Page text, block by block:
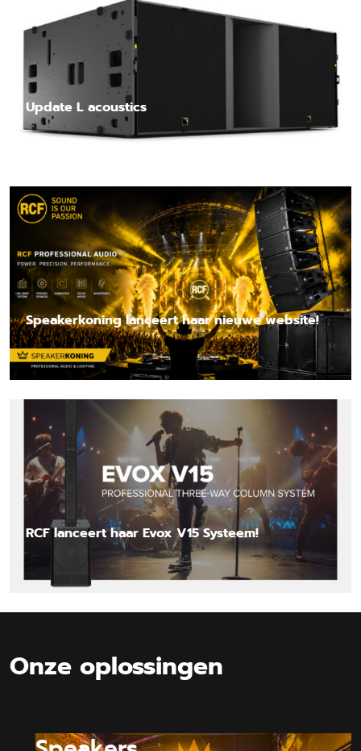
Update L acoustics
Speakerkoning lanceert haar nieuwe website!
Lees nieuwsbericht
RCF lanceert haar Evox V15 Systeem!
Lees nieuwsbericht
Onze oplossingen